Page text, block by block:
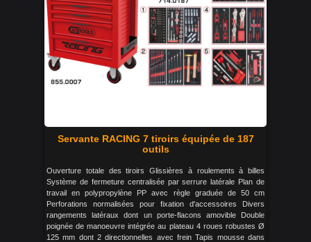
Servante RACING 7 tiroirs équipée de 187
outils
Ouverture totale des tiroirs Glissières à roulements à billes
Système de fermeture centralisée par serrure latérale Plan de
travail en polypropylène PP avec règle graduée de 50 cm
Perforations normalisées pour fixation d'accessoires Divers
rangements latéraux dont un porte-flacons amovible Double
poignée de manoeuvre intégrée au plateau 4 roues robustes Ø
125 mm dont 2 directionnelles avec frein Tapis mousse dans